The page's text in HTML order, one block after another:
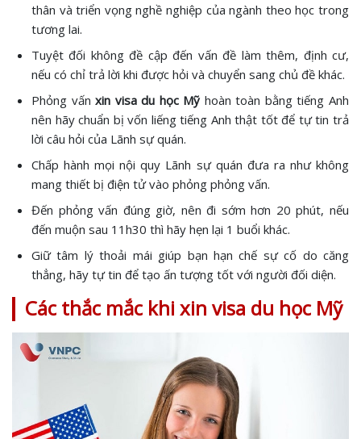
thân và triển vọng nghề nghiệp của ngành theo học trong
tương lai.
Tuyệt đối không đề cập đến vấn đề làm thêm, định cư,
nếu có chỉ trả lời khi được hỏi và chuyển sang chủ đề khác.
Phỏng vấn xin visa du học Mỹ hoàn toàn bằng tiếng Anh
nên hãy chuẩn bị vốn liếng tiếng Anh thật tốt để tự tin trả
lời câu hỏi của Lãnh sự quán.
Chấp hành mọi nội quy Lãnh sự quán đưa ra như không
mang thiết bị điện tử vào phỏng phỏng vấn.
Đến phỏng vấn đúng giờ, nên đi sớm hơn 20 phút, nếu
đến muộn sau 11h30 thì hãy hẹn lại 1 buổi khác.
Giữ tâm lý thoải mái giúp bạn hạn chế sự cố do căng
thẳng, hãy tự tin để tạo ấn tượng tốt với người đối diện.
Các thắc mắc khi xin visa du học Mỹ